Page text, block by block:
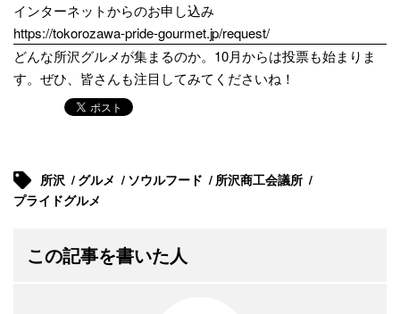
インターネットからのお申し込み
https://tokorozawa-pride-gourmet.jp/request/
どんな所沢グルメが集まるのか。10月からは投票も始まりま
す。ぜひ、皆さんも注目してみてくださいね！
所沢 グルメ ソウルフード
所沢商工会議所
プライドグルメ
この記事を書いた人